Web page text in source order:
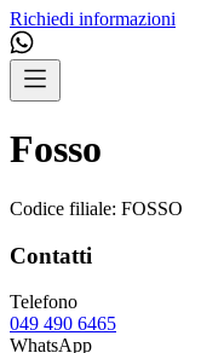
Richiedi informazioni
Fosso
Codice filiale: FOSSO
Contatti
Telefono
049 490 6465
WhatsApp